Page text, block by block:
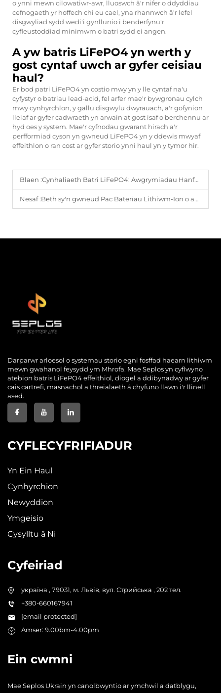
o ynni mewn cilowatiwr-awr, lluoswch â'r nifer o ddyddiau
cefnogaeth yr hoffech chi eu cael, yna rhannwch â'r lefel
disgwyliad sydd wedi'i gynllunio i benderfynu'r
cyfleustoddiad minimwm o batri sydd ei angen.
A yw batris LiFePO4 yn werth y
gost cyntaf uwch ar gyfer ceisiau
haul?
Er bod patri LiFePO4 yn costio mwy yn y lle cyntaf na'u
cyfystyr o batriau lead-acid, fel arfer mae'r bywgronau cylch
mwy cynhyrchlon, y gallu disgwylu dwyrauach, a'r gofynion
lleiaf ar gyfer cadwraeth yn arwain at gost isaf o berchennu ar
hyd oes y system. Mae'r cyfnodau gwarant hirach a'r
perfformiad cyson yn gwneud LiFePO4 yn y ddewis mwyaf
effeithlon o ran cost ar gyfer storio ynni haul yn y tymor hir.
Blaen :Cynhaliaeth Batri LiFePO4: Awgrymiadau Hanfodol
Nesaf :Beth sy'n gwneud Pac Baterïau Lithiwm-Ion o ansawdd?
Darparwr arloesol o systemau storio egni fosffad haearn lithiwm
mewn gwahanol feysydd ym Mhrofa. Mae Seplos yn cyflwyno
atebion batris LiFePO4 effeithiol, diogel a ddibynadwy ar gyfer
cais cartrefi, masnachol a threialaeth â chyfuno llawn i'r llinell
ased.
CYFLECYFRIFIADUR
Yn Ein Haul
Cynhyrchion
Newyddion
Ymgeisio
Cysylltu â Ni
Cyfeiriad
україна , 79031, м. Львів, вул. Стрийська , 202 тел.
+380-660167941
[email protected]
Amser: 9.00bm-4.00pm
Ein cwmni
Mae Seplos Ukrain yn canolbwyntio ar ymchwil a datblygu,